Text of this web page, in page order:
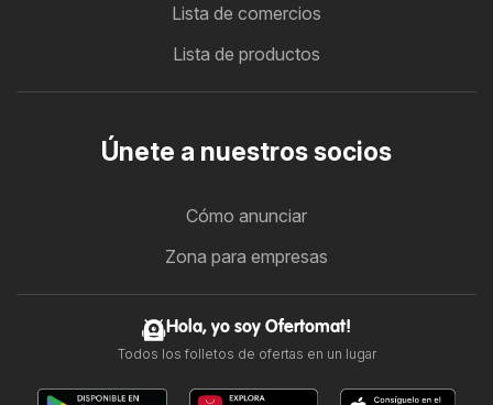
Lista de comercios
Lista de productos
Únete a nuestros socios
Cómo anunciar
Zona para empresas
Hola, yo soy Ofertomat!
Todos los folletos de ofertas en un lugar